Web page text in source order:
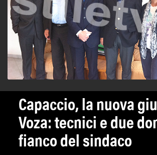
Capaccio, la nuova
Voza: tecnici e due
fianco del sindaco